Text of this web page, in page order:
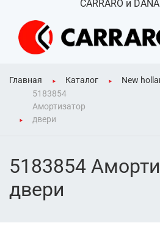
CARRARO и
Главная Каталог
New
5183854
Амортизатор
двери
5183854
двери